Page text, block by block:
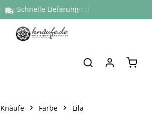
Schnelle Lieferung
Versand aus Deutschland
Knäufe Farbe Lila